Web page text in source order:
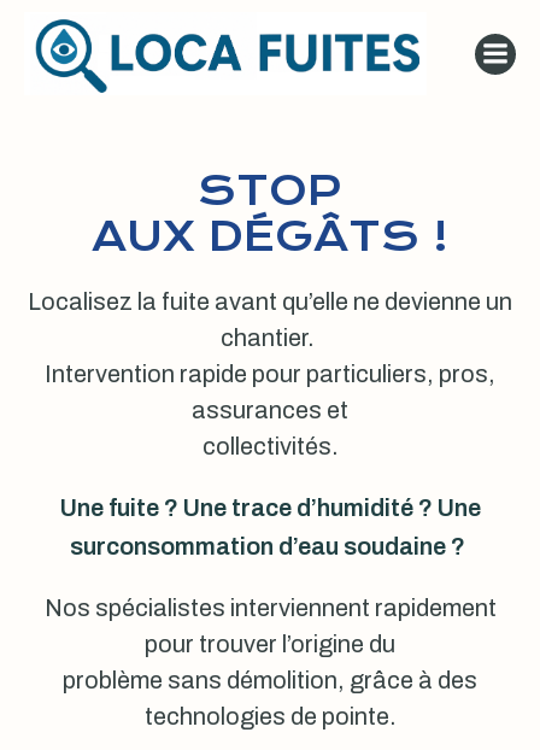
au
contenu
STOP
AUX DÉGÂTS !
Localisez la fuite avant qu’elle ne devienne un
chantier.
Intervention rapide pour particuliers, pros,
assurances et
collectivités.
Une fuite ? Une trace d’humidité ? Une
surconsommation d’eau soudaine ?
Nos spécialistes interviennent rapidement
pour trouver l’origine du
problème sans démolition, grâce à des
technologies de pointe.